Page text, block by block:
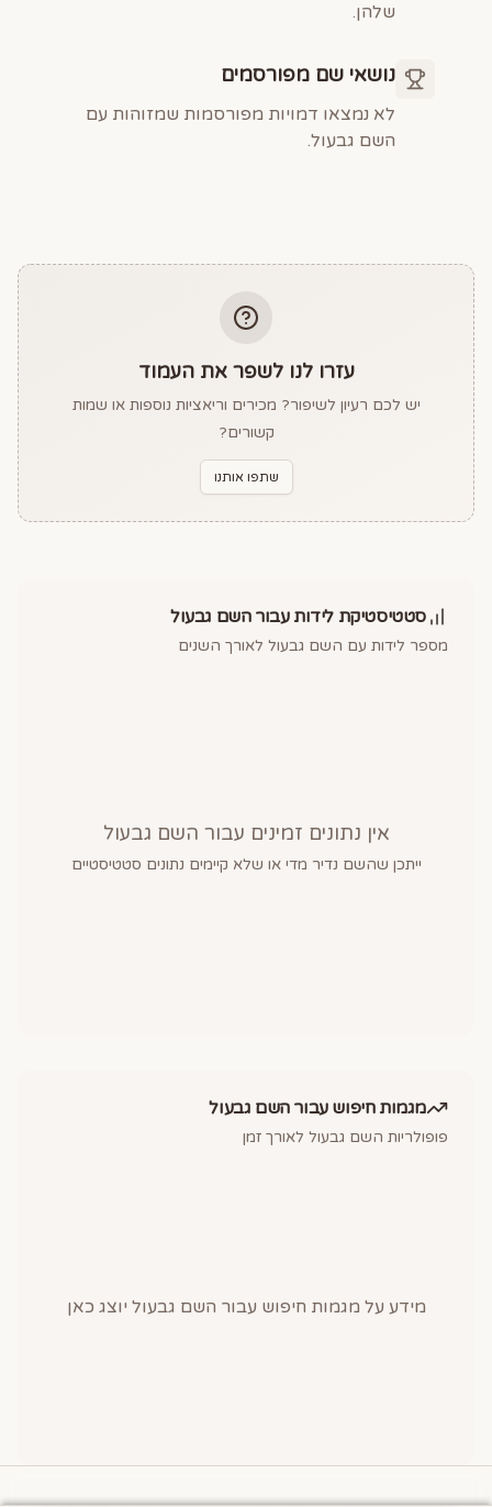
שלהן.
נושאי שם מפורסמים
לא נמצאו דמויות מפורסמות שמזוהות עם
השם גבעול.
עזרו לנו לשפר את העמוד
יש לכם רעיון לשיפור? מכירים וריאציות נוספות או שמות
קשורים?
שתפו אותנו
סטטיסטיקת לידות עבור השם גבעול
מספר לידות עם השם גבעול לאורך השנים
אין נתונים זמינים עבור השם גבעול
ייתכן שהשם נדיר מדי או שלא קיימים נתונים סטטיסטיים
מגמות חיפוש עבור השם גבעול
פופולריות השם גבעול לאורך זמן
מידע על מגמות חיפוש עבור השם גבעול יוצג כאן